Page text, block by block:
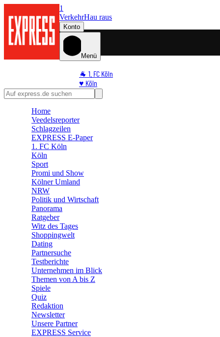
1
VerkehrHau raus
Konto
Menü
🐐 1. FC Köln
♥️ Köln
⭐ Promi
🛒 Shoppingwelt
Home
Veedelsreporter
Schlagzeilen
EXPRESS E-Paper
1. FC Köln
Köln
Sport
Promi und Show
Kölner Umland
NRW
Politik und Wirtschaft
Panorama
Ratgeber
Witz des Tages
Shoppingwelt
Dating
Partnersuche
Testberichte
Unternehmen im Blick
Themen von A bis Z
Spiele
Quiz
Redaktion
Newsletter
Unsere Partner
EXPRESS Service